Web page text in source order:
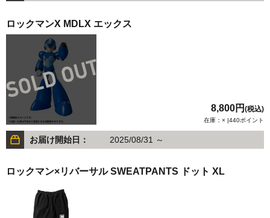
ロックマンX MDLX エックス
8,800円 (税込)
在庫：× |440ポイント
お届け開始日： 2025/08/31 ～
ロックマン×リバーサル SWEATPANTS ドット XL